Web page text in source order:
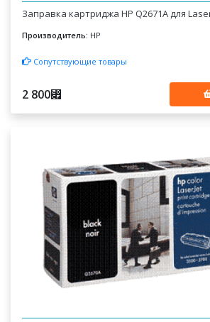
Заправка картриджа HP Q2671A для
Производитель: HP
Сопутствующие товары
2 800⃏